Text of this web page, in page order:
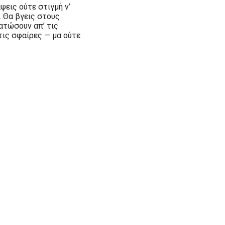
ούτε στιγμή ν’
Θα βγεις στους
απ’ τις
σφαίρες — μα ούτε